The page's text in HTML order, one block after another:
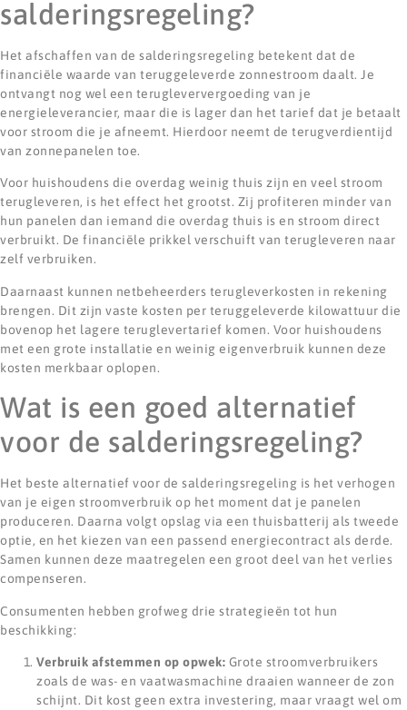
salderingsregeling?
Het afschaffen van de salderingsregeling betekent dat de
financiële waarde van teruggeleverde zonnestroom daalt. Je
ontvangt nog wel een terugleververgoeding van je
energieleverancier, maar die is lager dan het tarief dat je betaalt
voor stroom die je afneemt. Hierdoor neemt de terugverdientijd
van zonnepanelen toe.
Voor huishoudens die overdag weinig thuis zijn en veel stroom
terugleveren, is het effect het grootst. Zij profiteren minder van
hun panelen dan iemand die overdag thuis is en stroom direct
verbruikt. De financiële prikkel verschuift van terugleveren naar
zelf verbruiken.
Daarnaast kunnen netbeheerders terugleverkosten in rekening
brengen. Dit zijn vaste kosten per teruggeleverde kilowattuur die
bovenop het lagere teruglevertarief komen. Voor huishoudens
met een grote installatie en weinig eigenverbruik kunnen deze
kosten merkbaar oplopen.
Wat is een goed alternatief
voor de salderingsregeling?
Het beste alternatief voor de salderingsregeling is het verhogen
van je eigen stroomverbruik op het moment dat je panelen
produceren. Daarna volgt opslag via een thuisbatterij als tweede
optie, en het kiezen van een passend energiecontract als derde.
Samen kunnen deze maatregelen een groot deel van het verlies
compenseren.
Consumenten hebben grofweg drie strategieën tot hun
beschikking:
Verbruik afstemmen op opwek: Grote stroomverbruikers
zoals de was- en vaatwasmachine draaien wanneer de zon
schijnt. Dit kost geen extra investering, maar vraagt wel om